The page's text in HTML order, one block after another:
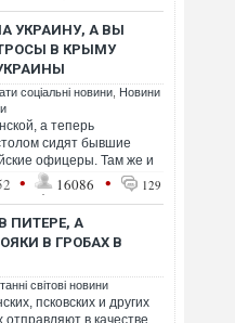
УКРАИНУ, А ВЫ
В КРЫМУ
соціальні новини Новини
а теперь
сидят бывшие
офицеры. Там же и
• 16086 • 129
ПИТЕРЕ, А
В ГРОБАХ В
світові новини
псковских и других
в качестве